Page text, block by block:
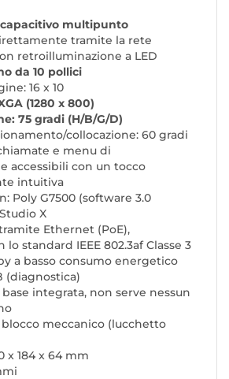
multipunto
tramite la rete
retroilluminazione a LED
da 10 pollici
16 x 10
(1280 x 800)
75 gradi (H/B/G/D)
collocazione: 60 gradi
e menu di
accessibili con un tocco
intuitiva
Poly G7500 (software 3.0
X
Ethernet (PoE),
standard IEEE 802.3af Classe 3
a basso consumo energetico
(diagnostica)
integrata, non serve nessun
meccanico (lucchetto
x 184 x 64 mm